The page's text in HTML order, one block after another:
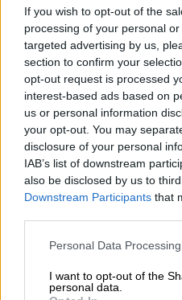
If you wish to opt-out of the
processing of your personal
targeted advertising by us,
section to confirm your
opt-out request is processed
interest-based ads based on
us or personal information
your opt-out. You may
disclosure of your personal
IAB’s list of downstream
also be disclosed by us to
Downstream Participants that
Please note that this website/
not limited to your visit or
grant or deny consent to
Personal Data
I want to opt-out of the
personal data.
Η νέα πολιτική που θα
Απριλίου
αυστηρότερους
κάμερες ασφαλείας.
ΔΙΑΒΑΣΤΕ ΕΠΙΣΗΣ
Οικονομία|11.03.2024
Πάνω από 30.00
εργάτες από
τουρισμό,